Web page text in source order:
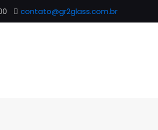
contato@gr2glass.com.br